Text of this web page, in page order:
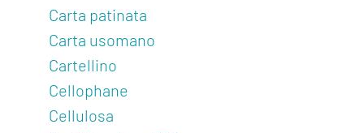
Carta patinata
Carta usomano
Cartellino
Cellophane
Cellulosa